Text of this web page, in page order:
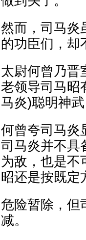
然而，司马炎
的功臣们，却
太尉何曾乃晋
老领导司马昭
马炎)聪明神
何曾夸司马炎
司马炎并不具
为敌，也是不
昭还是按既定
危险暂除，但
减。